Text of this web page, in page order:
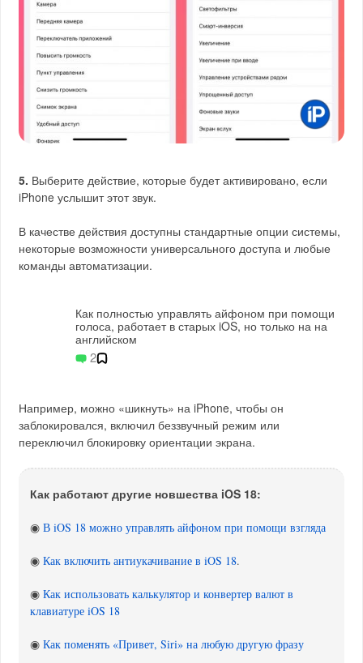
5. Выберите действие, которые будет активировано, если
iPhone услышит этот звук.
В качестве действия доступны стандартные опции системы,
некоторые возможности универсального доступа и любые
команды автоматизации.
Как полностью управлять айфоном при помощи
голоса, работает в старых iOS, но только на на
английском
2
Например, можно «шикнуть» на iPhone, чтобы он
заблокировался, включил беззвучный режим или
переключил блокировку ориентации экрана.
Как работают другие новшества iOS 18:
◉В iOS 18 можно управлять айфоном при помощи взгляда
◉Как включить антиукачивание в iOS 18.
◉Как использовать калькулятор и конвертер валют в
клавиатуре iOS 18
◉Как поменять «Привет, Siri» на любую другую фразу